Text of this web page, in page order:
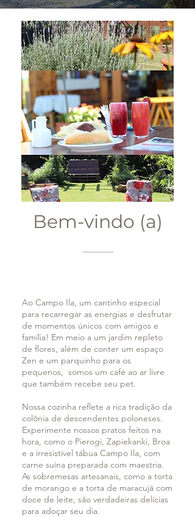
Bem-vindo (a)
Ao Campo Ila, um cantinho especial
para recarregar as energias e desfrutar
de momentos únicos com amigos e
família! Em meio a um jardim repleto
de flores, além de conter um espaço
Zen e um parquinho para os
pequenos, somos um café ao ar livre
que também recebe seu pet.
Nossa cozinha reflete a rica tradição da
colônia de descendentes poloneses.
Experimente nossos pratos feitos na
hora, como o Pierogi, Zapiekanki, Broa
e a irresistível tábua Campo Ila, com
carne suína preparada com maestria.
As sobremesas artesanais, como a torta
de morango e a torta de maracujá com
doce de leite, são verdadeiras delícias
para adoçar seu dia.